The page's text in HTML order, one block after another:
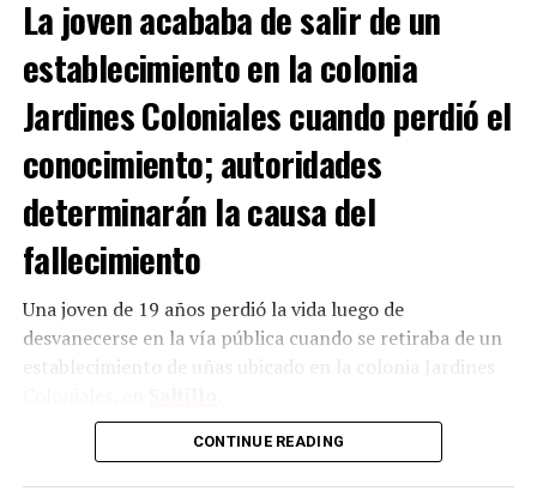
acudir periódicamente con un cardiólogo; sin embargo,
presuntamente había dejado de atender dichas
indicaciones.
ADVERTISEMENT
Con Información Tomada de VANGUARDIA
La joven acababa de salir de un
establecimiento en la colonia
Jardines Coloniales cuando perdió el
conocimiento; autoridades
determinarán la causa del
fallecimiento
Una joven de 19 años perdió la vida luego de
desvanecerse en la vía pública cuando se retiraba de un
establecimiento de uñas ubicado en la colonia Jardines
Los hechos ocurrieron en el cruce de las calles Relieves y
CONTINUE READING